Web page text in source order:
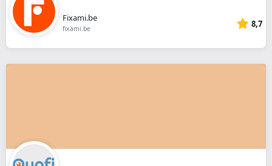
Fixami.be
fixami.be 8,7